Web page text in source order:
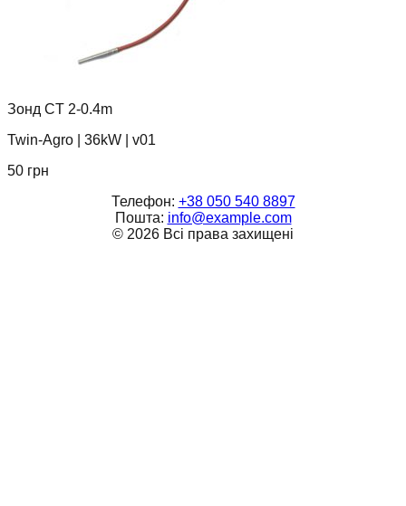
Зонд CT 2-0.4m
Twin-Agro
36kW
v01
50 грн
Телефон: +38 050 540 8897
Пошта: info@example.com
© 2026 Всі права захищені